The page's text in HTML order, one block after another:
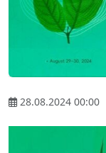
28.08.2024 00:00